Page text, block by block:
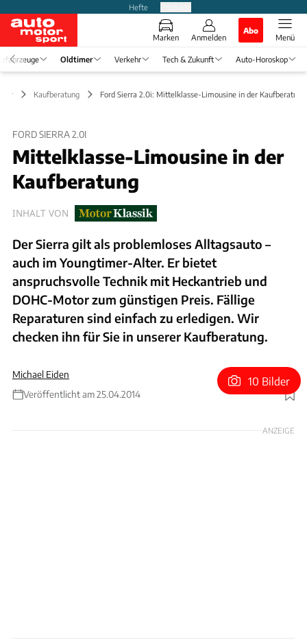
Hefte
Marken Anmelden
Abo
Menü
Oldtimer Verkehr Tech & Zukunft Auto-Horoskop
Kaufberatung Ford Sierra 2.0i: Mittelklasse-Limousine in der Kaufberatung
FORD SIERRA 2.0I
Mittelklasse-Limousine in der
Kaufberatung
INHALT VON
Der Sierra gilt als problemloses Alltagsauto –
auch im Youngtimer-Alter. Er bietet
anspruchsvolle Technik mit Heckantrieb und
DOHC-Motor zum günstigen Preis. Fällige
Reparaturen sind einfach zu erledigen. Wir
checken ihn für Sie in unserer Kaufberatung.
Michael Eiden
Veröffentlicht am 25.04.2014
Foto: Arturo Rivas
10 Bilder
ANZEIGE